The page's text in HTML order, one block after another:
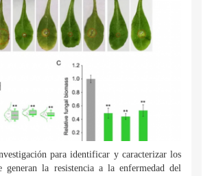
para identificar y caracterizar los
generan la resistencia a la enfermedad del